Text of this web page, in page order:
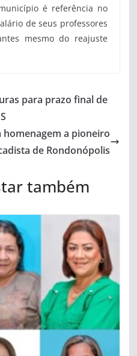
é referência no
de seus professores
mesmo do reajuste
para prazo final de
a pioneiro
de Rondonópolis
também